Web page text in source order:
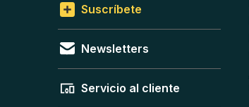
Suscríbete
Newsletters
Servicio al cliente